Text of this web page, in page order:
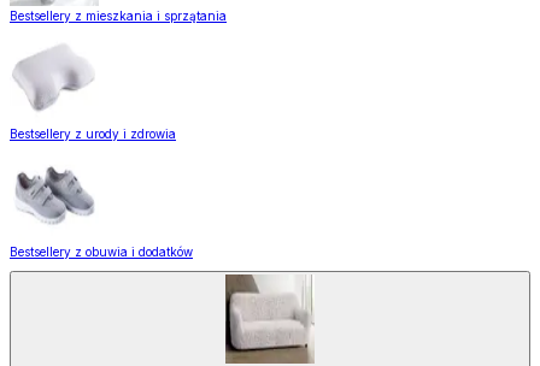
Bestsellery z mieszkania i sprzątania
Bestsellery z urody i zdrowia
Bestsellery z obuwia i dodatków